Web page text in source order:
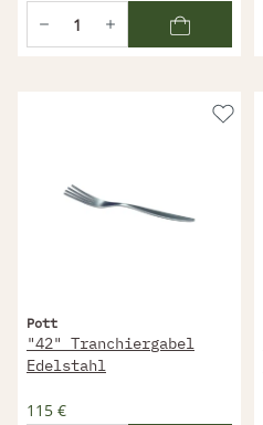
Pott
"42" Tranchiergabel
Edelstahl
115 €